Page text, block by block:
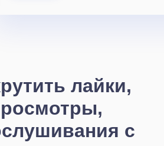
лайки,
с